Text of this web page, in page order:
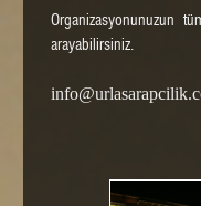
Organizasyonunuzun
arayabilirsiniz.